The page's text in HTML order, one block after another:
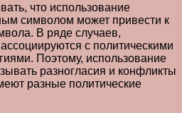
что использование
символом может привести к
В ряде случаев,
с политическими
Поэтому, использование
разногласия и конфликты
разные политические